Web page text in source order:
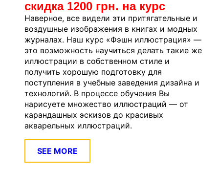
скидка 1200 грн. на курс
Наверное, все видели эти притягательные и
воздушные изображения в книгах и модных
журналах. Наш курс «Фэшн иллюстрация» —
это возможность научиться делать такие же
иллюстрации в собственном стиле и
получить хорошую подготовку для
поступления в учебные заведения дизайна и
технологий. В процессе обучения Вы
нарисуете множество иллюстраций — от
карандашных эскизов до красивых
акварельных иллюстраций.
SEE MORE